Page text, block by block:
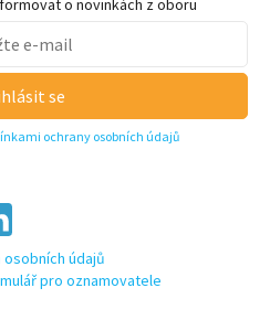
o novinkách z oboru
se
ochrany osobních údajů
osobních údajů
pro oznamovatele